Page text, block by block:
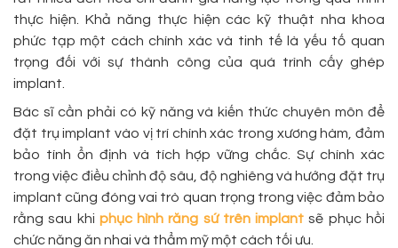
thực hiện. Khả năng thực hiện các kỹ thuật nha khoa
phức tạp một cách chính xác và tinh tế là yếu tố quan
trọng đối với sự thành công của quá trình cấy ghép
implant.
Bác sĩ cần phải có kỹ năng và kiến thức chuyên môn để
đặt trụ implant vào vị trí chính xác trong xương hàm, đảm
bảo tính ổn định và tích hợp vững chắc. Sự chính xác
trong việc điều chỉnh độ sâu, độ nghiêng và hướng đặt trụ
implant cũng đóng vai trò quan trọng trong việc đảm bảo
rằng sau khi phục hình răng sứ trên implant sẽ phục hồi
chức năng ăn nhai và thẩm mỹ một cách tối ưu.